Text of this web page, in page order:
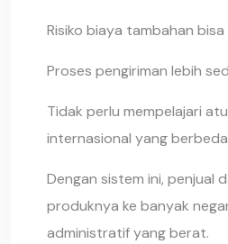
Risiko biaya tambahan bisa
Proses pengiriman lebih
Tidak perlu mempelajari
internasional yang
Dengan sistem ini, penjual
produknya ke banyak
administratif yang berat.